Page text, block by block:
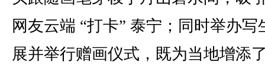
网友云端 “打卡” 泰宁；同时举办写
展并举行赠画仪式，既为当地增添